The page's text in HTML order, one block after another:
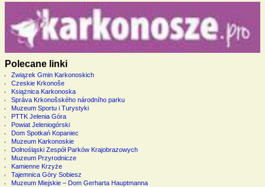
Polecane linki
Związek Gmin Karkonoskich
Czeskie Krkonoše
Książnica Karkonoska
Správa Krkonošského národního parku
Muzeum Sportu i Turystyki
PTTK Jelenia Góra
Powiat Jeleniogórski
Dom Spotkań Kopaniec
Muzeum Karkonoskie
Dolnośląski Zespół Parków Krajobrazowych
Muzeum Przyrodnicze
Kamienne Krzyże
Tajemnica Góry Sobiesz
Muzeum Miejskie – Dom Gerharta Hauptmanna